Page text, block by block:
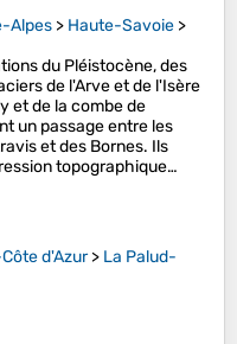
Alpes > Haute-Savoie >
du Pléistocène, des
de l'Arve et de l'Isère
et de la combe de
un passage entre les
et des Bornes. Ils
topographique…
d'Azur> La Palud-